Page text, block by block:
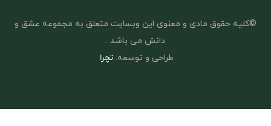
©کلیه حقوق مادی و معنوی این وبسایت متعلق به مجموعه عشق و
دانش می باشد .
طراحی و توسعه:تچرا